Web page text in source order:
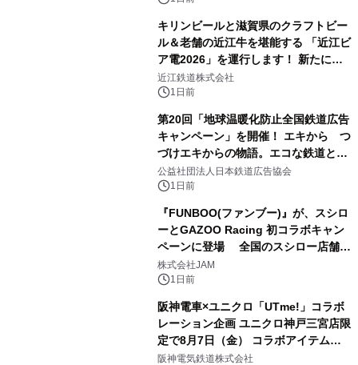
キリンビールと滋賀県のクラフトビー
ル＆老舗の近江牛を堪能する 「近江ビ
ア電2026」を運行します！ 新たに
「長濱浪漫ビール」が参加！キリン一
番搾り飲み放題が復活！
近江鉄道株式会社
1日前
第20回「地球温暖化防止全国鉄道広告
キャンペーン」を開催！ エキから つ
づけエキからの物語。エコな鉄道とと
もに。
公益社団法人日本鉄道広告協会
1日前
『FUNBOO(ファンブー)』が、スシロ
ーとGAZOO Racing 初コラボキャン
ペーンに登場 全国のスシロー店舗で
GR 4車種の FUNBOO(ミニカー)付き
メニューが展開されます
株式会社JAM
1日前
阪神電車×ユニクロ「UTme!」コラボ
レーション企画 ユニクロ神戸三宮店限
定で8月7日（金） コラボアイテムが
発売決定！
阪神電気鉄道株式会社